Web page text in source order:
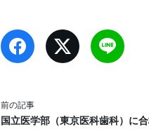
前の記事
国立医学部（東京医科歯科）に